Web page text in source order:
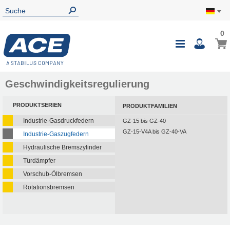
0
Geschwindigkeitsregulierung
PRODUKTSERIEN
Industrie-Gasdruckfedern
Industrie-Gaszugfedern
Hydraulische Bremszylinder
Türdämpfer
Vorschub-Ölbremsen
Rotationsbremsen
PRODUKTFAMILIEN
GZ-15 bis GZ-40
GZ-15-V4A bis GZ-40-VA